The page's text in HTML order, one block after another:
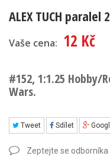
ALEX TUCH
Vaše cena: 12 Kč
#152, 1:1.25
Wars.
Tweet Sdílet
Zeptejte se odborníka